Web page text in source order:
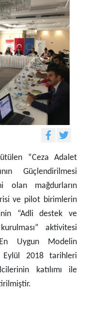
“Ceza Adalet
Güçlendirilmesi
olan mağdurların
ve pilot birimlerin
“Adli destek ve
aktivitesi
Uygun Modelin
Eylül 2018 tarihleri
katılımı ile